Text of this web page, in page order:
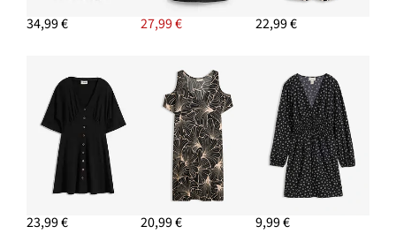
Slamená kabelka
13,99 €
PRIDAŤ DO KOŠÍKA
34,99 € 27,99 € 22,99 €
23,99 € 20,99 € 9,99 €